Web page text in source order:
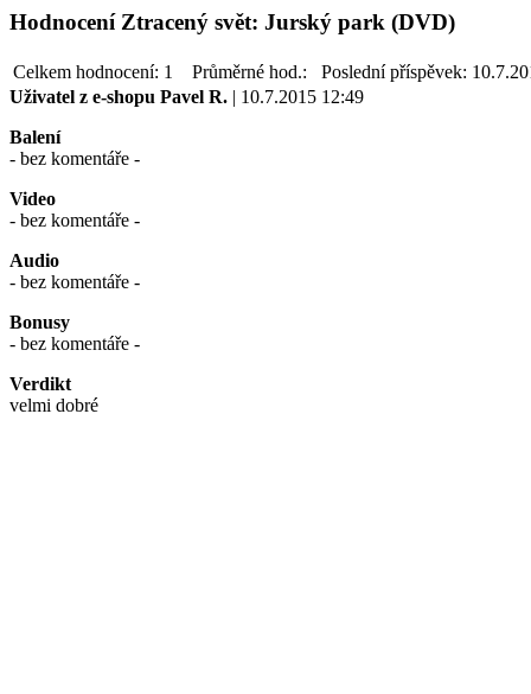
Hodnocení Ztracený svět: Jurský park (DVD)
Celkem hodnocení: 1 Průměrné hod.: Poslední příspěvek:
Uživatel z e-shopu Pavel R. | 10.7.2015 12:49
Balení
- bez komentáře -
Video
- bez komentáře -
Audio
- bez komentáře -
Bonusy
- bez komentáře -
Verdikt
velmi dobré